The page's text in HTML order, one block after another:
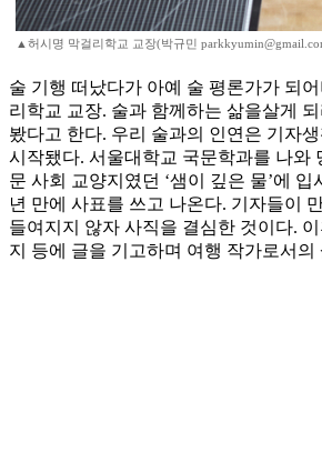
▲허시명 막걸리학교 교장(박규민
술 기행 떠났다가 아예 술 평론가가 되
리학교 교장. 술과 함께하는 삶을살게
봤다고 한다. 우리 술과의 인연은 기자
시작됐다. 서울대학교 국문학과를 나와
문 사회 교양지였던 ‘샘이 깊은 물’에
년 만에 사표를 쓰고 나온다. 기자들이
들여지지 않자 사직을 결심한 것이다.
지 등에 글을 기고하며 여행 작가로서의